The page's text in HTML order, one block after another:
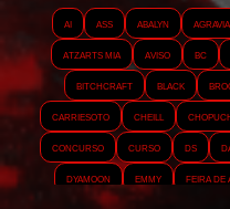
AI ASS Abalyn
Atzarts Mia
Aviso BC
Bitchcraft
Black
Carriesoto
Cheill
Concurso
Curso DS
Dyamoon
Emmy Feira de